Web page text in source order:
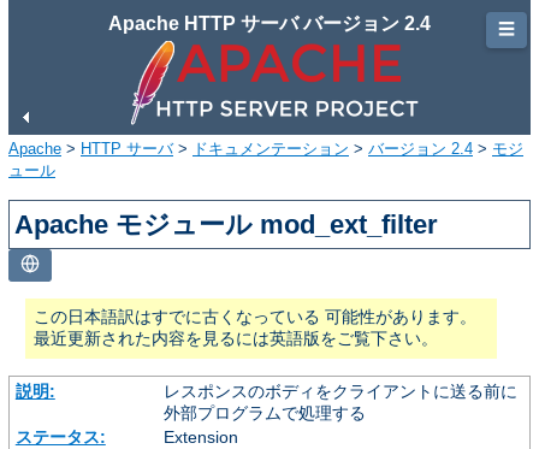
Apache HTTP サーバ バージョン 2.4
Apache > HTTP サーバ> ドキュメンテーション > バージョン 2.4 > モジ
ュール
Apache モジュール mod_ext_filter
この日本語訳はすでに古くなっている 可能性があります。
最近更新された内容を見るには英語版をご覧下さい。
説明:
レスポンスのボディをクライアントに送る前に
外部プログラムで処理する
ステータス:
Extension
☰